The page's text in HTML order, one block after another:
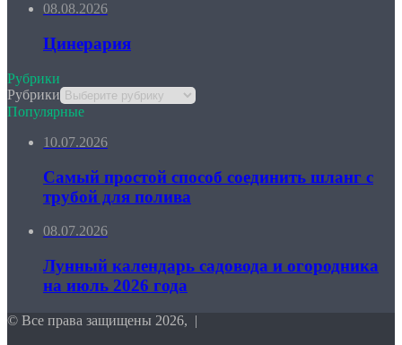
08.08.2026
Цинерария
Рубрики
Рубрики
Популярные
10.07.2026
Самый простой способ соединить шланг с
трубой для полива
08.07.2026
Лунный календарь садовода и огородника
на июль 2026 года
© Все права защищены 2026, |